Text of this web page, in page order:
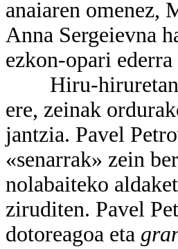
anaiaren omenez,
Anna Sergeievna
ezkon-opari
Hiru-hiruretan
ere, zeinak
jantzia. Pavel
«senarrak» zein
nolabaiteko
ziruditen. Pavel
dotoreagoa eta